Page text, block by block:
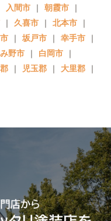
入間市 ｜ 朝霞市 ｜
｜ 久喜市 ｜ 北本市 ｜
｜ 坂戸市 ｜ 幸手市 ｜
野市 ｜ 白岡市 ｜
｜ 児玉郡 ｜ 大里郡 ｜